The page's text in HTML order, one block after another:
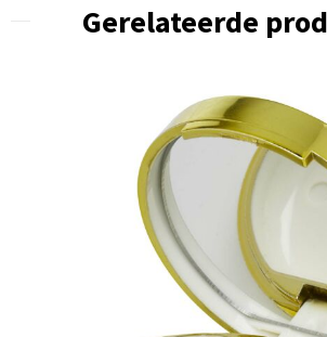
Gerelateerde